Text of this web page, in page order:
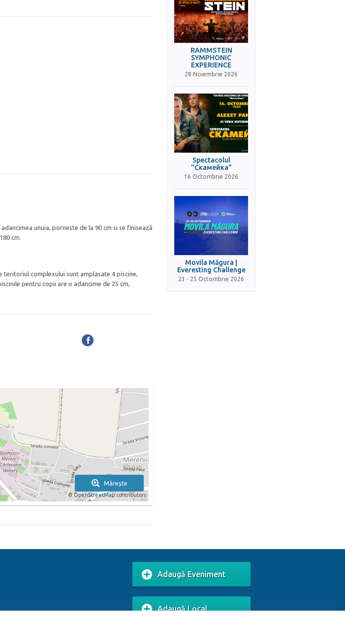
unuia, porneste de la 90 cm si se finisează
cm.
teritoriul complexului sunt amplasate 4 piscine,
pentru copii are o adancime de 25 cm,
Mărește
©OpenStreetMapcontributors
RAMMSTEIN
SYMPHONIC
EXPERIENCE
28 Noiembrie 2026
Spectacolul
"Скамейка"
16 Octombrie 2026
Movila Măgura |
Everesting Challenge
23 - 25 Octombrie 2026
Adaugă Eveniment
Adaugă Local